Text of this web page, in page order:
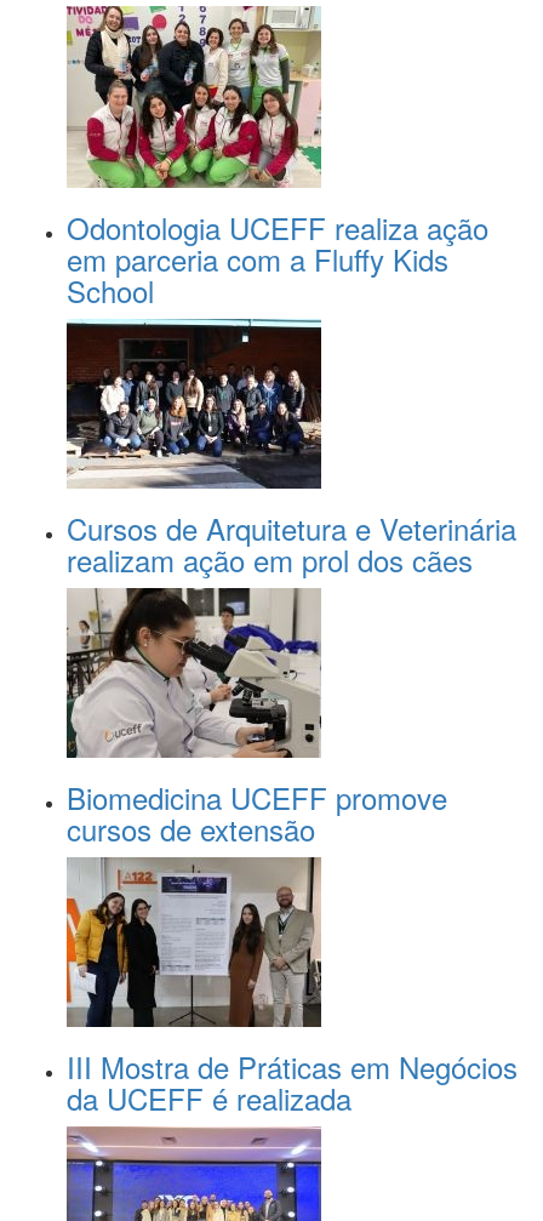
Odontologia UCEFF realiza ação
em parceria com a Fluffy Kids
School
Cursos de Arquitetura e Veterinária
realizam ação em prol dos cães
Biomedicina UCEFF promove
cursos de extensão
III Mostra de Práticas em Negócios
da UCEFF é realizada